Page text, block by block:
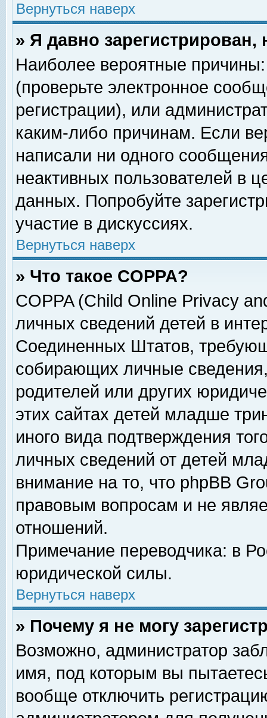
Вернуться наверх
» Я давно
Наиболее вероятные
(проверьте электронное
регистрации), или
каким-либо причинам. Если
написали ни одного
неактивных пользователей в
данных. Попробуйте
участие в дискуссиях.
Вернуться наверх
» Что такое COPPA?
COPPA (Child Online Privacy
личных сведений детей в
Соединенных Штатов,
собирающих личные
родителей или других
этих сайтах детей младше
иного вида подтверждения
личных сведений от детей
внимание на то, что phpBB
правовым вопросам и не
отношений.
Примечание переводчика: в
юридической силы.
Вернуться наверх
» Почему я не могу
Возможно, администратор
имя, под которым вы
вообще отключить